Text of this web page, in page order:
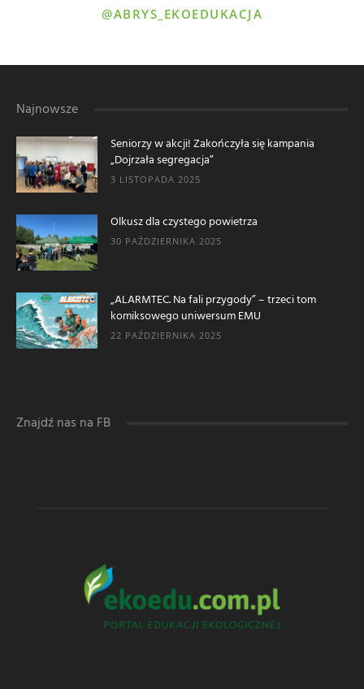
@ABRYS_EKOEDUKACJA
Najnowsze
Seniorzy w akcji! Zakończyła się kampania
„Dojrzała segregacja”
3 LISTOPADA 2025
Olkusz dla czystego powietrza
30 PAŹDZIERNIKA 2025
„ALARMTEC. Na fali przygody” – trzeci tom
komiksowego uniwersum EMU
22 PAŹDZIERNIKA 2025
Znajdź nas na FB